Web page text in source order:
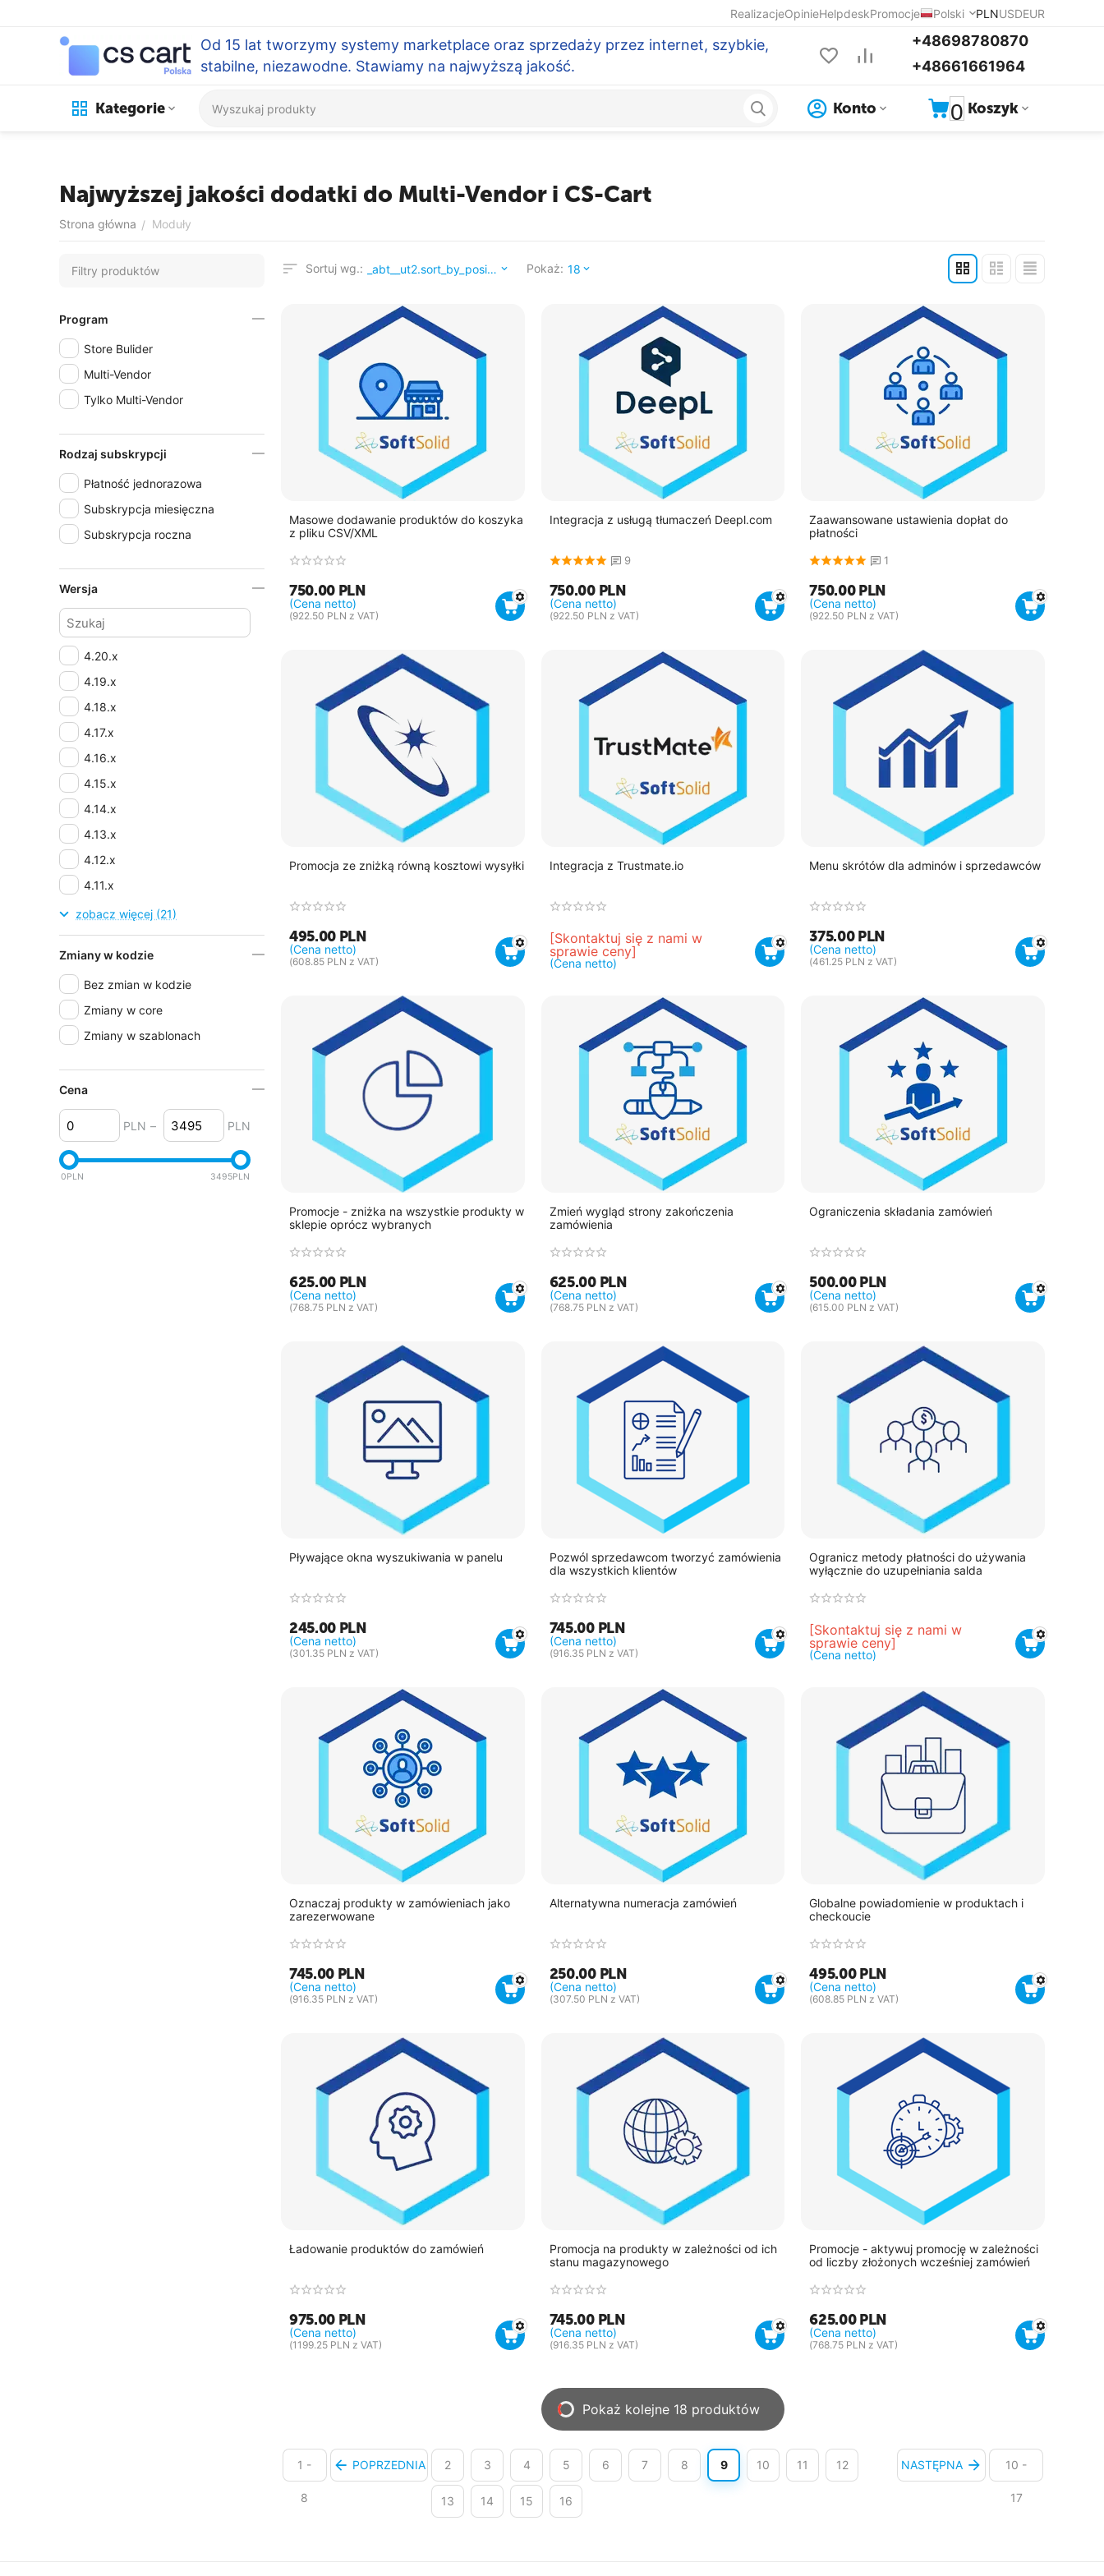
RealizacjeOpinieHelpdeskPromocje Polski PLNUSDEUR
Od 15 lat tworzymy systemy marketplace oraz sprzedaży przez internet, szybkie,
stabilne, niezawodne. Stawiamy na najwyższą jakość.
+48698780870
+48661661964
Kategorie 0 Koszyk
Konto
Najwyższej jakości dodatki do Multi-Vendor i CS-Cart
Strona główna / Moduły
Sortuj wg.: _abt__ut2.sort_by_position_ Pokaż: 18
Masowe dodawanie produktów do koszyka
z pliku CSV/XML
750.00 PLN
(Cena netto)
(922.50 PLN z VAT)
Integracja z usługą tłumaczeń Deepl.com
9
750.00 PLN
(Cena netto)
(922.50 PLN z VAT)
Zaawansowane ustawienia dopłat do
płatności
1
750.00 PLN
(Cena netto)
(922.50 PLN z VAT)
Promocja ze zniżką równą kosztowi wysyłki
495.00 PLN
(Cena netto)
(608.85 PLN z VAT)
Integracja z Trustmate.io
[Skontaktuj się z nami w
sprawie ceny]
(Cena netto)
Menu skrótów dla adminów i sprzedawców
375.00 PLN
(Cena netto)
(461.25 PLN z VAT)
Promocje - zniżka na wszystkie produkty w
sklepie oprócz wybranych
625.00 PLN
(Cena netto)
(768.75 PLN z VAT)
Zmień wygląd strony zakończenia
zamówienia
625.00 PLN
(Cena netto)
(768.75 PLN z VAT)
Ograniczenia składania zamówień
500.00 PLN
(Cena netto)
(615.00 PLN z VAT)
Pływające okna wyszukiwania w panelu
245.00 PLN
(Cena netto)
(301.35 PLN z VAT)
Pozwól sprzedawcom tworzyć zamówienia
dla wszystkich klientów
745.00 PLN
(Cena netto)
(916.35 PLN z VAT)
Ogranicz metody płatności do używania
wyłącznie do uzupełniania salda
[Skontaktuj się z nami w
sprawie ceny]
(Cena netto)
Oznaczaj produkty w zamówieniach jako
zarezerwowane
745.00 PLN
(Cena netto)
(916.35 PLN z VAT)
Alternatywna numeracja zamówień
250.00 PLN
(Cena netto)
(307.50 PLN z VAT)
Globalne powiadomienie w produktach i
checkoucie
495.00 PLN
(Cena netto)
(608.85 PLN z VAT)
Ładowanie produktów do zamówień
975.00 PLN
(Cena netto)
(1199.25 PLN z VAT)
Promocja na produkty w zależności od ich
stanu magazynowego
745.00 PLN
(Cena netto)
(916.35 PLN z VAT)
Promocje - aktywuj promocję w zależności
od liczby złożonych wcześniej zamówień
625.00 PLN
(Cena netto)
(768.75 PLN z VAT)
Pokaż kolejne 18 produktów
1 -
8
POPRZEDNIA 2 3 4 5 6 7 8 9 10 11 12
13 14 15 16
NASTĘPNA 10 -
17
Filtry produktów
Program
Store Bulider
Multi-Vendor
Tylko Multi-Vendor
Rodzaj subskrypcji
Płatność jednorazowa
Subskrypcja miesięczna
Subskrypcja roczna
Wersja
4.20.x
4.19.x
4.18.x
4.17.x
4.16.x
4.15.x
4.14.x
4.13.x
4.12.x
4.11.x
4.10.x
4.9.x
4.8.x
4.7.x
4.6.x
4.5.x
4.3.x
4.2.x
4.1.x
4.0.x
zobacz więcej (21)
Zmiany w kodzie
Bez zmian w kodzie
Zmiany w core
Zmiany w szablonach
Cena
PLN – PLN
0PLN 3495PLN